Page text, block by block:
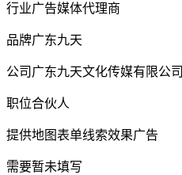
行业广告媒体代理商
品牌广东九天
公司 广东九天文化传媒有限公司
职位合伙人
提供地图表单线索效果广告
需要暂未填写